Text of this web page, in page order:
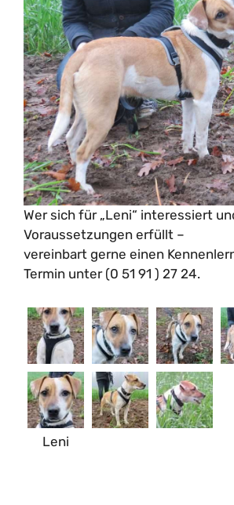
Wer sich für „Leni“ interessiert
Voraussetzungen erfüllt –
vereinbart gerne einen
Termin unter (0 51 91 ) 27 24.
Leni